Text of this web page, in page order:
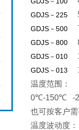
GDJS－225
GDJS－500
GDJS－800
GDJS－010
GDJS－013
温度范围：
0℃-150℃ -
也可按客户
温度波动度